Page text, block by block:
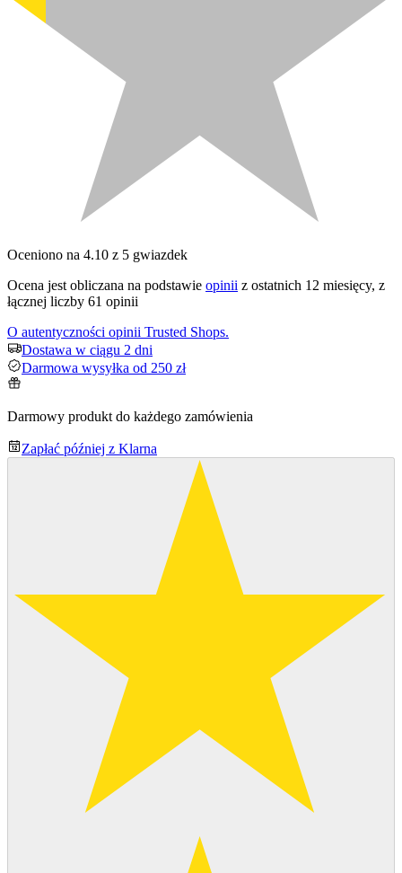
Oceniono na 4.10 z 5 gwiazdek
Ocena jest obliczana na podstawie opinii z ostatnich 12 miesięcy, z
łącznej liczby 61 opinii
O autentyczności opinii Trusted Shops.
Dostawa w ciągu 2 dni
Darmowa wysyłka od 250 zł
Darmowy produkt do każdego zamówienia
Zapłać później z Klarna